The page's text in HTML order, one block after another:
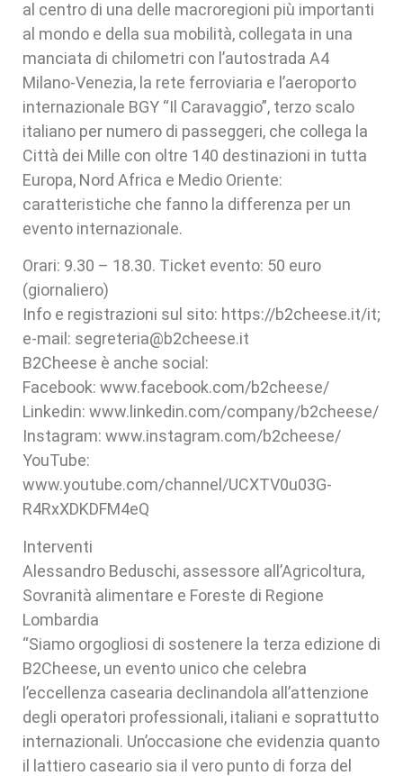
al centro di una delle macroregioni più importanti
al mondo e della sua mobilità, collegata in una
manciata di chilometri con l’autostrada A4
Milano-Venezia, la rete ferroviaria e l’aeroporto
internazionale BGY “Il Caravaggio”, terzo scalo
italiano per numero di passeggeri, che collega la
Città dei Mille con oltre 140 destinazioni in tutta
Europa, Nord Africa e Medio Oriente:
caratteristiche che fanno la differenza per un
evento internazionale.
Orari: 9.30 – 18.30. Ticket evento: 50 euro
(giornaliero)
Info e registrazioni sul sito: https://b2cheese.it/it;
e-mail: segreteria@b2cheese.it
B2Cheese è anche social:
Facebook: www.facebook.com/b2cheese/
Linkedin: www.linkedin.com/company/b2cheese/
Instagram: www.instagram.com/b2cheese/
YouTube:
www.youtube.com/channel/UCXTV0u03G-
R4RxXDKDFM4eQ
Interventi
Alessandro Beduschi, assessore all’Agricoltura,
Sovranità alimentare e Foreste di Regione
Lombardia
“Siamo orgogliosi di sostenere la terza edizione di
B2Cheese, un evento unico che celebra
l’eccellenza casearia declinandola all’attenzione
degli operatori professionali, italiani e soprattutto
internazionali. Un’occasione che evidenzia quanto
il lattiero caseario sia il vero punto di forza del